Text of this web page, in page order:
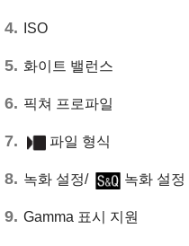
ISO
화이트 밸런스
픽쳐 프로파일
파일 형식
녹화 설정/ 녹화 설정
Gamma 표시 지원